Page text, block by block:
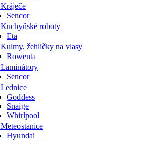
Kráječe
Sencor
Kuchyňské roboty
Eta
Kulmy, žehličky na vlasy
Rowenta
Laminátory
Sencor
Lednice
Goddess
Snaige
Whirlpool
Meteostanice
Hyundai